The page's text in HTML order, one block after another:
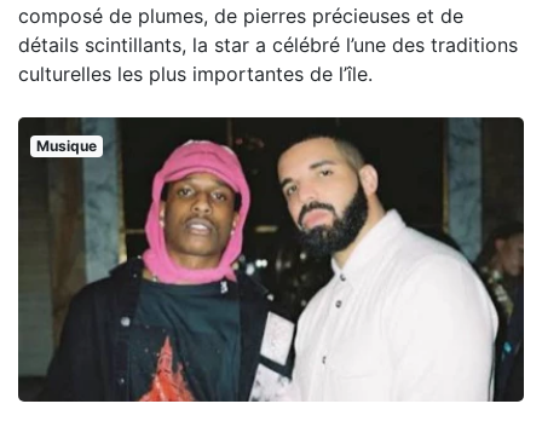
composé de plumes, de pierres précieuses et de
détails scintillants, la star a célébré l’une des traditions
culturelles les plus importantes de l’île.
Musique